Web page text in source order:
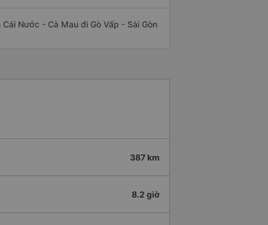
Nước - Cà Mau đi Gò Vấp - Sài Gòn
387 km
8.2 giờ